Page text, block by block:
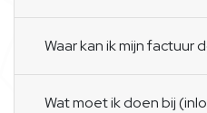
Waar kan ik mijn factuur
Wat moet ik doen bij